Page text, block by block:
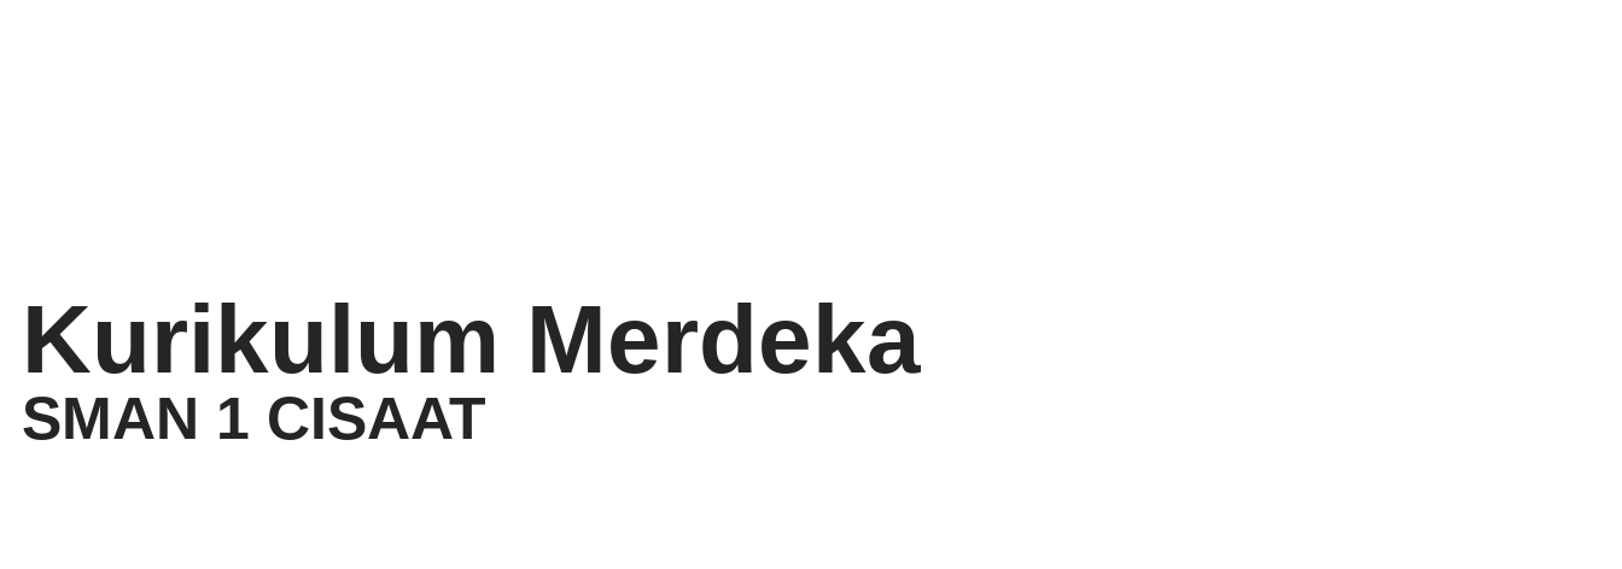
Kurikulum Merdeka
SMAN 1 CISAAT